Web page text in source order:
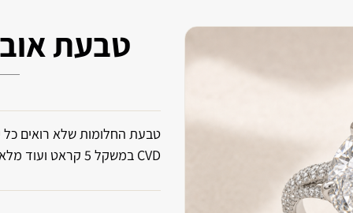
טבעת אובל 5
‏טבעת החלומות שלא רואים
CVD במשקל 5 קראט ועוד מלא יהלומים נוצצים מסביב